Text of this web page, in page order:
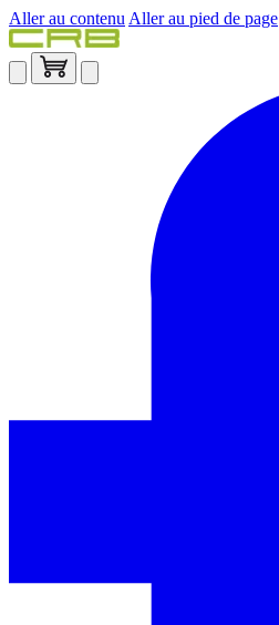
Aller au contenu Aller au pied de page